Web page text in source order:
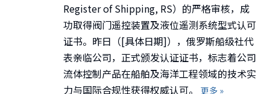
Register of Shipping, RS）的严格审核，成
功取得阀门遥控装置及液位遥测系统型式认可
证书。昨日（[具体日期]），俄罗斯船级社代
表亲临公司，正式颁发认证证书，标志着公司
流体控制产品在船舶及海洋工程领域的技术实
力与国际合规性获得权威认可。 更多 »